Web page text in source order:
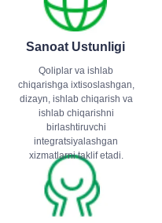
Sanoat Ustunligi
Qoliplar va ishlab
chiqarishga ixtisoslashgan,
dizayn, ishlab chiqarish va
ishlab chiqarishni
birlashtiruvchi
integratsiyalashgan
xizmatlarni taklif etadi.